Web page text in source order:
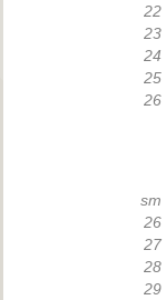
22
23
24
25
26
sm
26
27
28
29